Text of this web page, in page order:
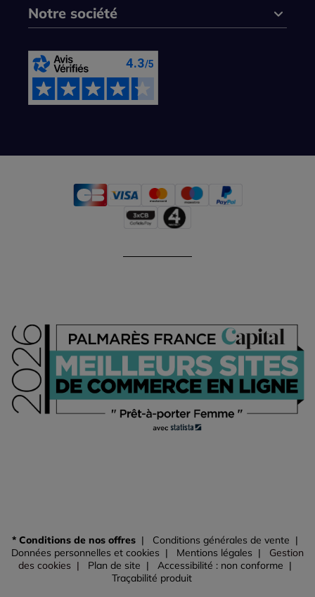
Notre société
* Conditions de nos offres
Conditions générales de vente
Données personnelles et cookies
Mentions légales
Gestion
des cookies
Plan de site
Accessibilité : non conforme
Traçabilité produit